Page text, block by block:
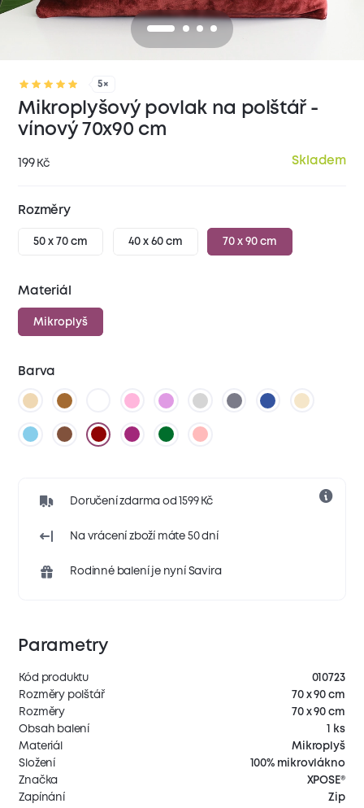
5×
Mikroplyšový povlak na polštář -
vínový 70x90 cm
199 Kč Skladem
Rozměry
50 x 70 cm 40 x 60 cm 70 x 90 cm
Materiál
Mikroplyš
Barva
Doručení zdarma od 1599 Kč
Na vrácení zboží máte 50 dní
Rodinné balení je nyní Savira
Parametry
Kód produktu
010723
Rozměry polštář
70 x 90 cm
Rozměry
70 x 90 cm
Obsah balení
1 ks
Materiál
Mikroplyš
Složení
100% mikrovlákno
Značka
XPOSE®
Zapínání
Zip